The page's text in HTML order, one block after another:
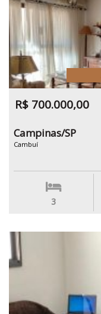
R$ 700.000,00
Campinas/SP
Cambuí
3